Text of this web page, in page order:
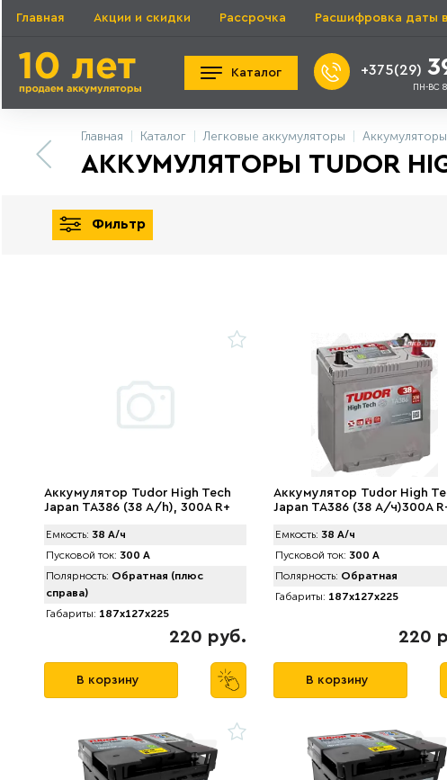
Главная Акции и скидки Рассрочка Расшифровка даты
Каталог +375(29)
ПН-ВС
Главная Каталог Легковые аккумуляторы
АККУМУЛЯТОРЫ TUDOR
Фильтр
Аккумулятор Tudor High Tech
Japan TA386 (38 А/h), 300A R+
Емкость: 38 А/ч
Пусковой ток: 300 А
Полярность: Обратная (плюс
справа)
Габариты: 187x127x225
220 руб.
В корзину
Аккумулятор Tudor High
Japan TA386 (38 А/ч)300A
Емкость: 38 А/ч
Пусковой ток: 300 А
Полярность: Обратная
Габариты: 187x127x225
220
В корзину